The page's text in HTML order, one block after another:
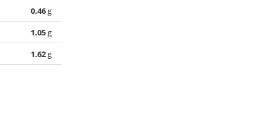
0.46g
1.05g
1.62g